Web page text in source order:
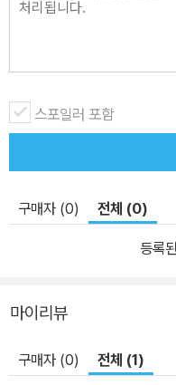
을 다시 한 번 들여다 볼 수
으로 우리 숲을 바라보고 그
느낄 수 있도록 하는 숲 안내서가 되어
색깔이 있는 우리 숲의 재발
대나무 숲, 지리산 노고단, 장백산 원시림 …
곳도 없다. 어디를 가든지 독
은 우리 숲>은 대한민국에
만 갈 수 있었던 북쪽 땅 끝
정과 숲에 얽힌 이야기를 들려준다. 차윤정이 찾은 숲은
는 통념을 깨고 완도 갈문리
같이 조금은 스산하고 가공
다. 이는 저자가 인간의 관
때문이다. 인간이 쉴 수 있는
스포일러 포함
구매자 (0) 전체 (0)
등록
마이리뷰
구매자 (0) 전체 (1)